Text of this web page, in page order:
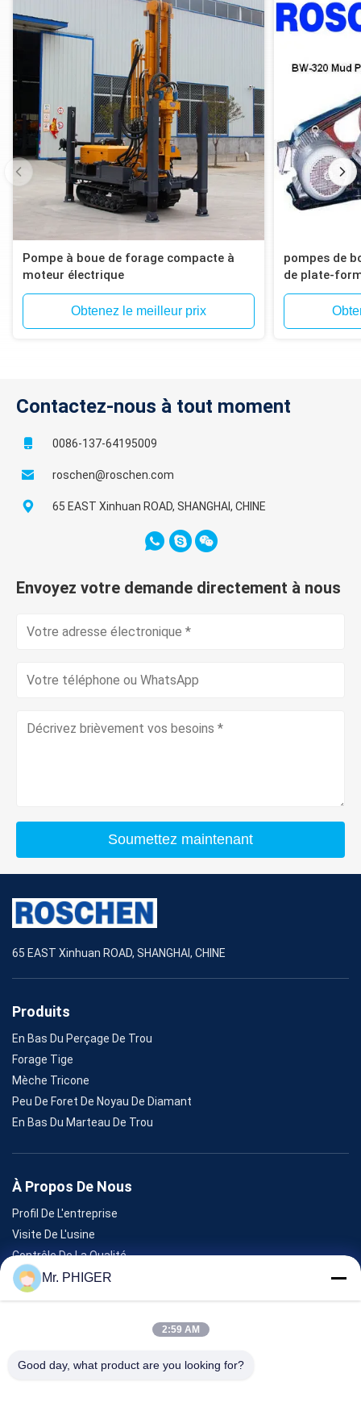
Pompe à boue de forage compacte à
moteur électrique
Obtenez le meilleur prix
pompes de
de plate-
110mm du
Contactez-nous à tout moment
0086-137-64195009
roschen@roschen.com
65 EAST Xinhuan ROAD, SHANGHAI, CHINE
Envoyez votre demande directement à nous
Soumettez maintenant
65 EAST Xinhuan ROAD, SHANGHAI, CHINE
Produits
En Bas Du Perçage De Trou
Forage Tige
Mèche Tricone
Peu De Foret De Noyau De Diamant
En Bas Du Marteau De Trou
À Propos De Nous
Profil De L'entreprise
Visite De L'usine
Contrôle De La Qualité
Plan Du Site
Événements
Mr. PHIGER
2:59 AM
Good day, what product are you looking for?